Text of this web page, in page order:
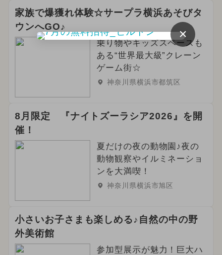
家族で爆獲れ体験☆サープラ横浜あそびタ
ウンへGO♪
乗り物やキッズスペースも
ある“世界最大級”クレーン
ゲーム街☆
神奈川県横浜市都筑区
8月限定 『ナイトズーラシア2026』を開
催！
夏だけの夜の動物園♪夜の
動物観察やイルミネーショ
ンを大満喫！
神奈川県横浜市旭区
小さいお子さまも楽しめる♪自然の中の野
外美術館
参加型展示が魅力！巨大ハ
×